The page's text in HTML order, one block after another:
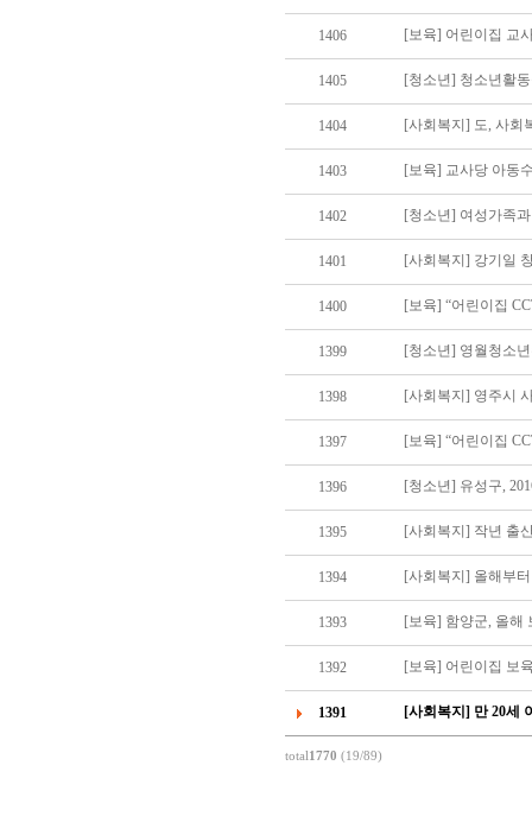
1406 [보육] 어린이집 교
1405 [청소년] 청소년활
1404
1403 [보육] 교사당 아동
1402 [청소년] 여성가족
1401 [사회복지] 강기일
1400 [보육] “어린이집
1399 [청소년] 영월청소
1398 [사회복지] 영주시
1397 [보육] “어린이집
1396 [청소년] 유성구,
1395 [사회복지] 작년 출
1394 [사회복지] 올해부
1393 [보육] 함양군, 올해
1392 [보육] 어린이집 보
1391 [사회복지] 만 20세
total1770 (19/89)